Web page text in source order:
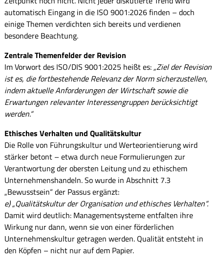
automatisch Eingang in die ISO 9001:2026 finden – doch
einige Themen verdichten sich bereits und verdienen
besondere Beachtung.
Zentrale Themenfelder der Revision
Im Vorwort des ISO/DIS 9001:2025 heißt es:„Ziel der Revision
ist es, die fortbestehende Relevanz der Norm sicherzustellen,
indem aktuelle Anforderungen der Wirtschaft sowie die
Erwartungen relevanter Interessengruppen berücksichtigt
werden.“
Ethisches Verhalten und Qualitätskultur
Die Rolle von Führungskultur und Werteorientierung wird
stärker betont – etwa durch neue Formulierungen zur
Verantwortung der obersten Leitung und zu ethischem
Unternehmenshandeln. So wurde in Abschnitt 7.3
„Bewusstsein“ der Passus ergänzt:
e) „Qualitätskultur der Organisation und ethisches Verhalten“.
Damit wird deutlich: Managementsysteme entfalten ihre
Wirkung nur dann, wenn sie von einer förderlichen
Unternehmenskultur getragen werden. Qualität entsteht in
den Köpfen – nicht nur auf dem Papier.